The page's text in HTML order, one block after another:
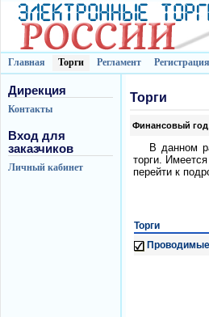
Главная Торги Регламент Регистрация
Дирекция
Контакты
Вход для
заказчиков
Личный кабинет
Торги
Финансовый
В данном
торги.
перейти к
Торги
Проводимые